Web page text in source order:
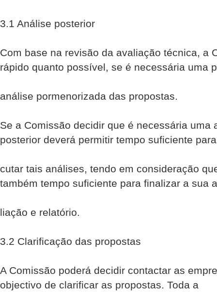
3.1 Análise posterior
Com base na revisão da avaliação técnica, a
rápido quanto possível, se é necessária uma
análise pormenorizada das propostas.
Se a Comissão decidir que é necessária uma
posterior deverá permitir tempo suficiente
cutar tais análises, tendo em consideração
também tempo suficiente para finalizar a sua
liação e relatório.
3.2 Clarificação das propostas
A Comissão poderá decidir contactar as
objectivo de clarificar as propostas. Toda a